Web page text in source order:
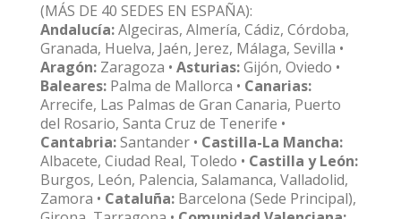
(MÁS DE 40 SEDES EN ESPAÑA):
Andalucía:Algeciras, Almería, Cádiz, Córdoba,
Granada, Huelva, Jaén, Jerez, Málaga, Sevilla •
Aragón: Zaragoza • Asturias:Gijón, Oviedo •
Baleares: Palma de Mallorca • Canarias:
Arrecife, Las Palmas de Gran Canaria, Puerto
del Rosario, Santa Cruz de Tenerife •
Cantabria:Santander • Castilla-La Mancha:
Albacete, Ciudad Real, Toledo • Castilla y León:
Burgos, León, Palencia, Salamanca, Valladolid,
Zamora • Cataluña: Barcelona (Sede Principal),